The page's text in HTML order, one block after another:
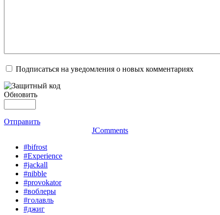
Подписаться на уведомления о новых комментариях
Обновить
Отправить
JComments
#bifrost
#Experience
#jackall
#nibble
#provokator
#воблеры
#голавль
#джиг